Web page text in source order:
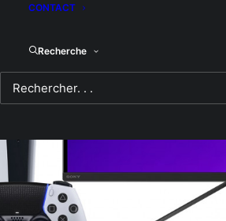
CONTACT
Recherche